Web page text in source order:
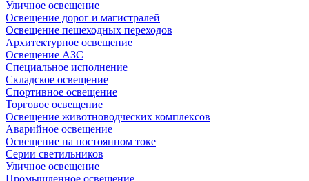
Уличное освещение
Освещение дорог и магистралей
Освещение пешеходных переходов
Архитектурное освещение
Освещение АЗС
Специальное исполнение
Складское освещение
Спортивное освещение
Торговое освещение
Освещение животноводческих комплексов
Аварийное освещение
Освещение на постоянном токе
Серии светильников
Уличное освещение
Промышленное освещение